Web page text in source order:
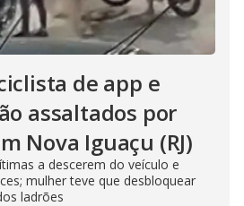
de app e
assaltados por
Nova Iguaçu (RJ)
a descerem do veículo e
mulher teve que desbloquear
ladrões